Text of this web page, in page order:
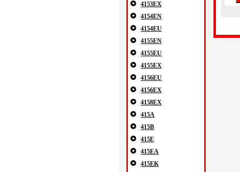
4153EX
4154EN
4154EU
4155EN
4155EU
4155EX
4156EU
4156EX
4158EX
415A
415B
415E
415EA
415EK